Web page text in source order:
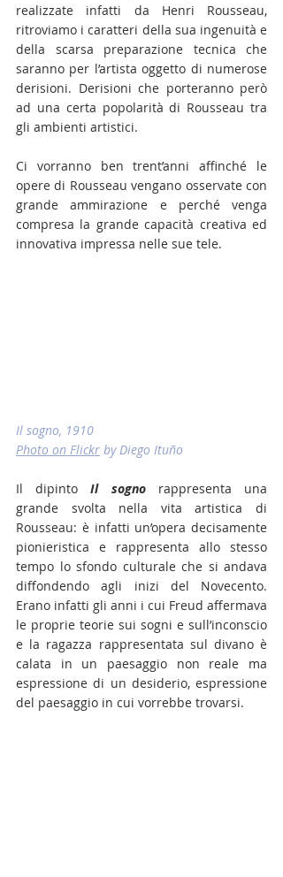
realizzate infatti da Henri Rousseau,
ritroviamo i caratteri della sua ingenuità e
della scarsa preparazione tecnica che
saranno per l’artista oggetto di numerose
derisioni. Derisioni che porteranno però
ad una certa popolarità di Rousseau tra
gli ambienti artistici.
Ci vorranno ben trent’anni affinché le
opere di Rousseau vengano osservate con
grande ammirazione e perché venga
compresa la grande capacità creativa ed
innovativa impressa nelle sue tele.
Il sogno, 1910
Photo on Flickr by Diego Ituño
Il dipinto Il sogno rappresenta una
grande svolta nella vita artistica di
Rousseau: è infatti un’opera decisamente
pionieristica e rappresenta allo stesso
tempo lo sfondo culturale che si andava
diffondendo agli inizi del Novecento.
Erano infatti gli anni i cui Freud affermava
le proprie teorie sui sogni e sull’inconscio
e la ragazza rappresentata sul divano è
calata in un paesaggio non reale ma
espressione di un desiderio, espressione
del paesaggio in cui vorrebbe trovarsi.